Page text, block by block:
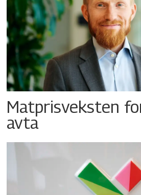
Matprisveksten
avta